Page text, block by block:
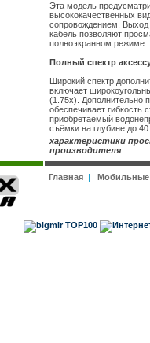
Эта модель
высококачественных
сопровождением. Выход
кабель позволяют
полноэкранном режиме.
Полный спектр
Широкий спектр
включает
(1.75x). Дополнительно
обеспечивает гибкость
приобретаемый
съёмки на глубине до
характеристики
производителя
Главная|